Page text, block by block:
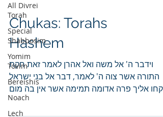
All Divrei
Torah
Special
Shabbosim
Yomim
Tovim
Bereishis
Noach
Lech
Chukas: Torahs
Hashem
וידבר ה' אל משה ואל אהרן לאמר זאת חקת
התורה אשר צוה ה' לאמר, דבר אל בני ישראל
ויקחו אליך פרה אדומה תמימה אשר אין בה מום